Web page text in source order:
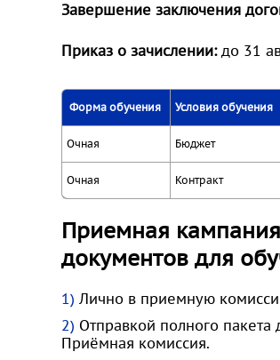
Завершение заключения
Приказ о зачислении: до 31
Форма обучения Условия обучения
Очная Бюджет
Очная Контракт
Приемная
документов для
Лично в приемную
Отправкой полного пакета
Приёмная комиссия.